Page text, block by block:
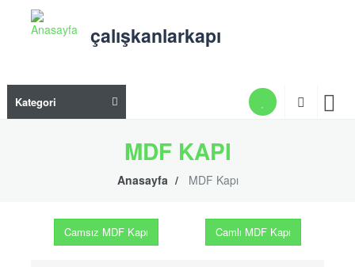
içeriğe
çalışkanlarkapı
Kategori Ana
MDF KAPI
Anasayfa MDF Kapı
Camsız MDF Kapı
Camsız MDF Kapı Camlı MDF Kapı
Camlı MDF Kapı